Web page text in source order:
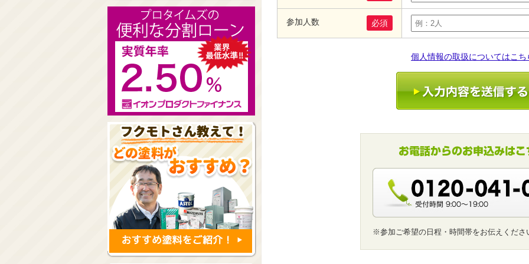
参加人数 必須
個人情報の取扱についてはこち
※参加ご希望の日程・時間帯をお伝えくださ